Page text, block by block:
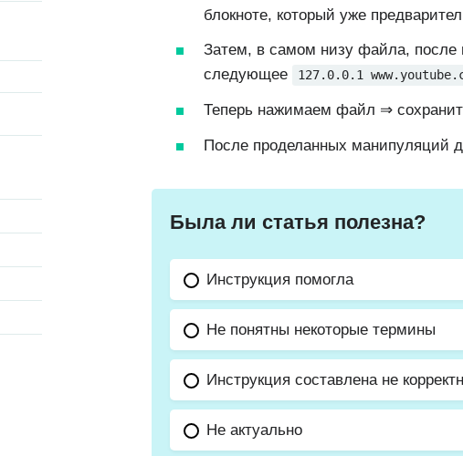
блокноте, который уже
Затем, в самом низу файла, после
следующее
127.0.0.1
Теперь нажимаем файл ⇒
После проделанных манипуляций
Была ли статья полезна?
Инструкция помогла
Не понятны некоторые термины
Инструкция составлена не
Не актуально